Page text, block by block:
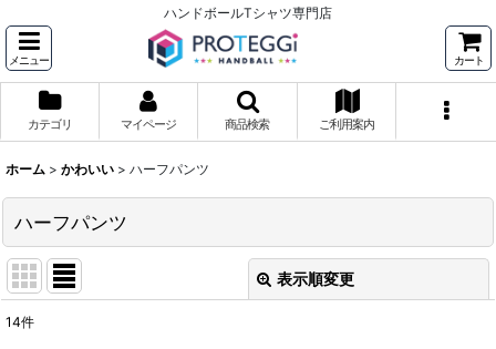
ハンドボールTシャツ専門店
メニュー カート
カテゴリ マイページ 商品検索 ご利用案内
ホーム > かわいい > ハーフパンツ
ハーフパンツ
表示順変更
14件